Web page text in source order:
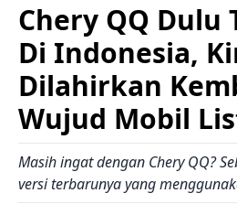
Chery QQ Dulu
Di Indonesia,
Dilahirkan
Wujud Mobil
Masih ingat dengan Chery QQ?
versi terbarunya yang